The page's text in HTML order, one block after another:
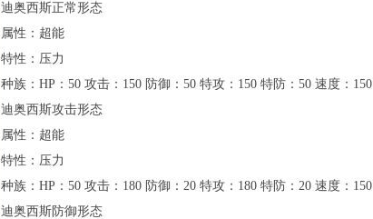
迪奥西斯正常形态
属性：超能
特性 ：压力
种族：HP：50 攻击：150 防御：50 特攻：150 特防：50 速度：150
迪奥西斯攻击形态
属性：超能
特性：压力
种族：HP：50 攻击：180 防御：20 特攻：180 特防：20 速度：150
迪奥西斯防御形态